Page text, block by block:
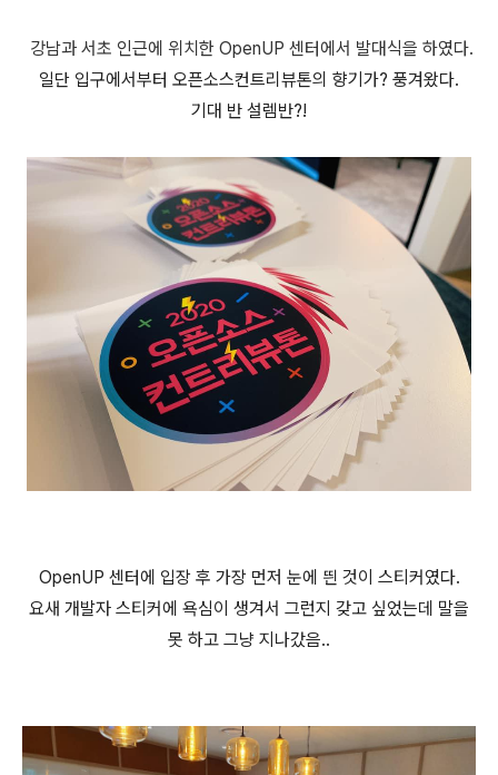
강남과 서초 인근에 위치한 OpenUP 센터에서 발대식을 하였다.
일단 입구에서부터 오픈소스컨트리뷰톤의 향기가? 풍겨왔다.
기대 반 설렘반?!
OpenUP 센터에 입장 후 가장 먼저 눈에 띈 것이 스티커였다.
요새 개발자 스티커에 욕심이 생겨서 그런지 갖고 싶었는데 말을
못 하고 그냥 지나갔음..